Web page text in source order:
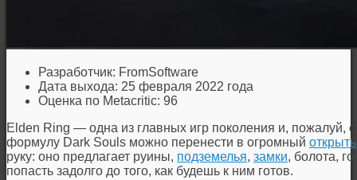
Разработчик: FromSoftware
Дата выхода: 25 февраля 2022 года
Оценка по Metacritic: 96
Elden Ring — одна из главных игр поколения и, пожалуй,
формулу Dark Souls можно перенести в огромный
руку: оно предлагает руины, подземелья, замки, болота,
попасть задолго до того, как будешь к ним готов.